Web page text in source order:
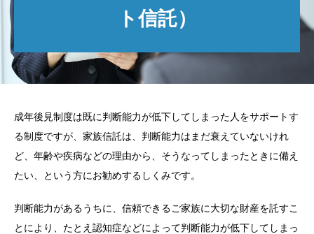
ト信託）
成年後見制度は既に判断能力が低下してしまった人をサポートす
る制度ですが、家族信託は、判断能力はまだ衰えていないけれ
ど、年齢や疾病などの理由から、そうなってしまったときに備え
たい、という方にお勧めするしくみです。
判断能力があるうちに、信頼できるご家族に大切な財産を託すこ
とにより、たとえ認知症などによって判断能力が低下してしまっ